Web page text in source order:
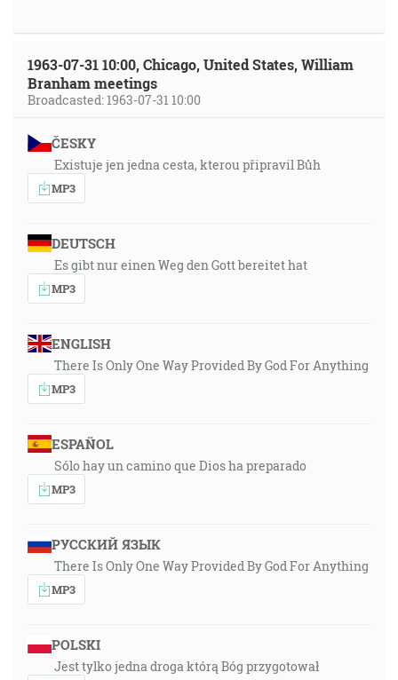
1963-07-31 10:00, Chicago, United States, William
Branham meetings
Broadcasted: 1963-07-31 10:00
ČESKY
Existuje jen jedna cesta, kterou připravil Bůh
MP3
DEUTSCH
Es gibt nur einen Weg den Gott bereitet hat
MP3
ENGLISH
There Is Only One Way Provided By God For Anything
MP3
ESPAÑOL
Sólo hay un camino que Dios ha preparado
MP3
РУССКИЙ ЯЗЫК
There Is Only One Way Provided By God For Anything
MP3
POLSKI
Jest tylko jedna droga którą Bóg przygotował